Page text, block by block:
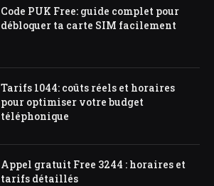
Code PUK Free: guide complet pour
débloquer ta carte SIM facilement
Tarifs 1044: coûts réels et horaires
pour optimiser votre budget
téléphonique
Appel gratuit Free 3244 : horaires et
tarifs détaillés